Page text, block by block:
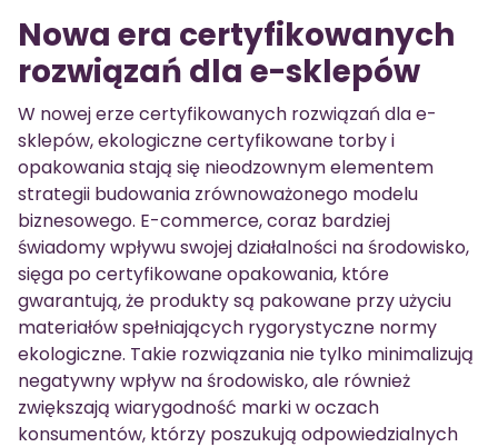
Nowa era certyfikowanych
rozwiązań dla e-sklepów
W nowej erze certyfikowanych rozwiązań dla e-
sklepów, ekologiczne certyfikowane torby i
opakowania stają się nieodzownym elementem
strategii budowania zrównoważonego modelu
biznesowego. E-commerce, coraz bardziej
świadomy wpływu swojej działalności na środowisko,
sięga po certyfikowane opakowania, które
gwarantują, że produkty są pakowane przy użyciu
materiałów spełniających rygorystyczne normy
ekologiczne. Takie rozwiązania nie tylko minimalizują
negatywny wpływ na środowisko, ale również
zwiększają wiarygodność marki w oczach
konsumentów, którzy poszukują odpowiedzialnych